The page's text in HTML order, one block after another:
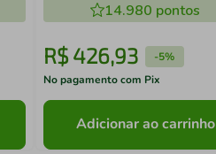
14.980 pontos
R$ 426,93 -5%
No pagamento com Pix
Adicionar ao carrinho